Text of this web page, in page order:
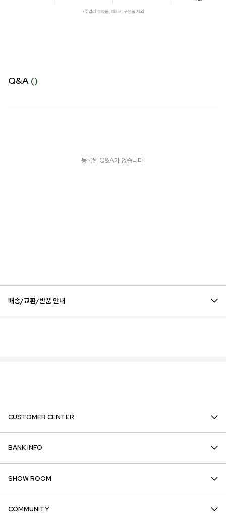
Q&A ()
등록된 Q&A가 없습니다.
배송/교환/반품 안내
CUSTOMER CENTER
BANK INFO
SHOW ROOM
COMMUNITY